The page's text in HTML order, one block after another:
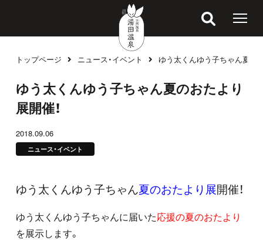
トップページ ニュース・イベント ゆう太くんゆう子ちゃん夏の
ブログ
ゆう太くんゆう子ちゃん夏のおたより
展開催！
2018.09.06
ニュース・イベント
ゆう太くんゆう子ちゃん夏のおたより展開催！
ゆう太くんゆう子ちゃんに届いた応援の夏のおたより
を展示します。